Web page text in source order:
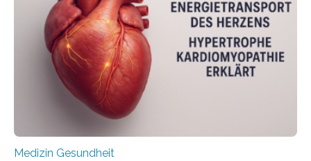
vorab zu prüfen, welche Medikamente am besten
wirken. Dabei wurde ein Eiweiß identifiziert, das künftig
als Biomarker für die Wahl der passenden Therapie
dienen könnte. Darmkrebs zählt weltweit zu den
häufigsten Krebsarten und stellt…
Medizin Gesundheit